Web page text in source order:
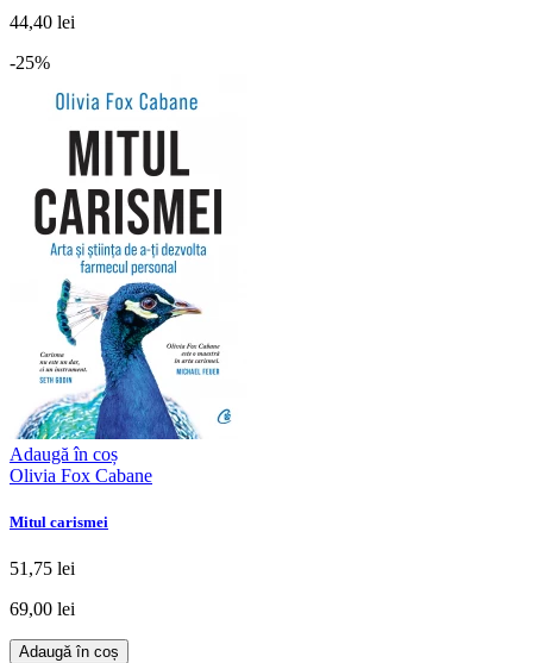
44,40 lei
-25%
Adaugă în coș
Olivia Fox Cabane
Mitul carismei
51,75 lei
69,00 lei
Adaugă în coș